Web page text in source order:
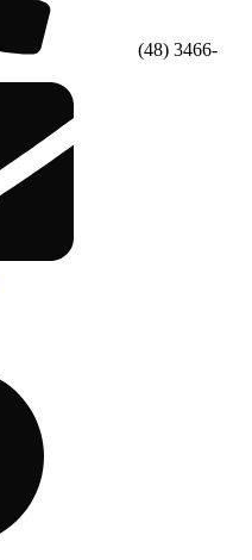
(48) 3466-